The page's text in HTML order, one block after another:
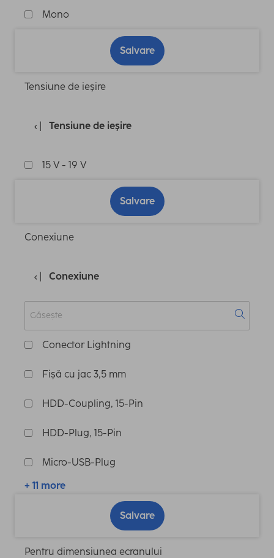
Mono
Salvare
Tensiune de ieşire
Tensiune de ieşire
15 V - 19 V
Salvare
Conexiune
Conexiune
Conector Lightning
Fișă cu jac 3,5 mm
HDD-Coupling, 15-Pin
HDD-Plug, 15-Pin
Micro-USB-Plug
+ 11 more
Salvare
Pentru dimensiunea ecranului